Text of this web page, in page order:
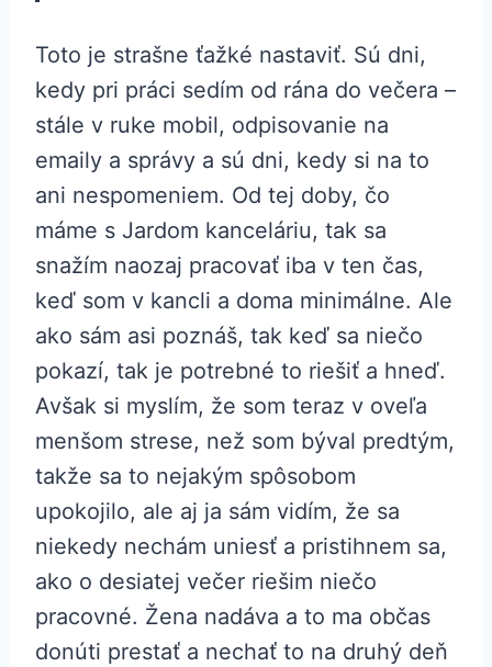
Toto je strašne ťažké nastaviť. Sú dni,
kedy pri práci sedím od rána do večera –
stále v ruke mobil, odpisovanie na
emaily a správy a sú dni, kedy si na to
ani nespomeniem. Od tej doby, čo
máme s Jardom kanceláriu, tak sa
snažím naozaj pracovať iba v ten čas,
keď som v kancli a doma minimálne. Ale
ako sám asi poznáš, tak keď sa niečo
pokazí, tak je potrebné to riešiť a hneď.
Avšak si myslím, že som teraz v oveľa
menšom strese, než som býval predtým,
takže sa to nejakým spôsobom
upokojilo, ale aj ja sám vidím, že sa
niekedy nechám uniesť a pristihnem sa,
ako o desiatej večer riešim niečo
pracovné. Žena nadáva a to ma občas
donúti prestať a nechať to na druhý deň